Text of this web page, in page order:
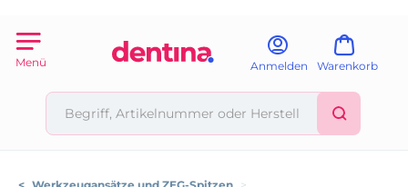
Menü Anmelden Warenkorb